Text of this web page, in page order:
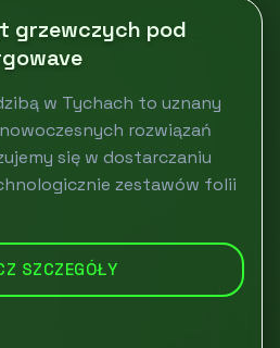
grzewczych pod
w Tychach to uznany
rozwiązań
się w dostarczaniu
zestawów folii
SZCZEGÓŁY